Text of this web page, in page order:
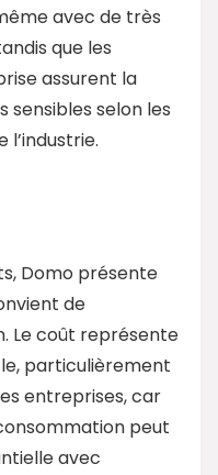
avec de très
que les
assurent la
selon les
l’industrie.
Domo présente
de
Le coût représente
particulièrement
entreprises, car
peut
avec